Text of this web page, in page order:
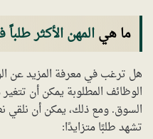
ما هيالمهن الأكثر
هل ترغب في معرفة المزيد عن
الوظائف المطلوبة يمكن أن
السوق. ومع ذلك، يمكن أن نلقي
تشهد طلبًا متزايدًا: